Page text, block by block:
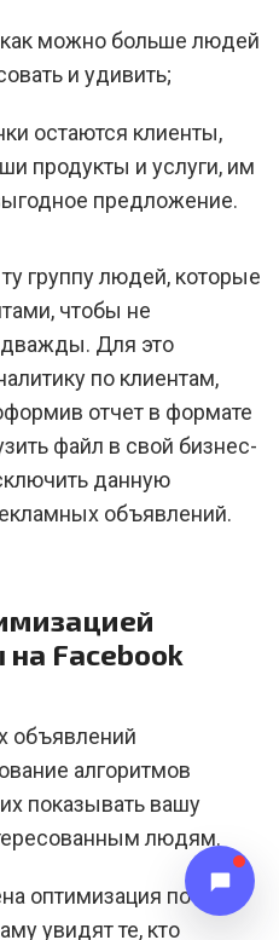
можно больше людей
и удивить;
остаются клиенты,
продукты и услуги, им
предложение.
группу людей, которые
чтобы не
дважды. Для это
по клиентам,
отчет в формате
файл в свой бизнес-
данную
объявлений.
Facebook
объявлений
алгоритмов
показывать вашу
людям.
оптимизация по
увидят те, кто